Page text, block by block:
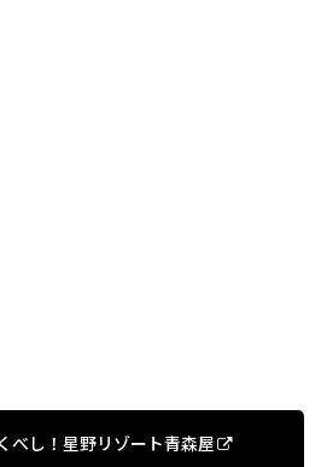
べし！星野リゾート青森屋